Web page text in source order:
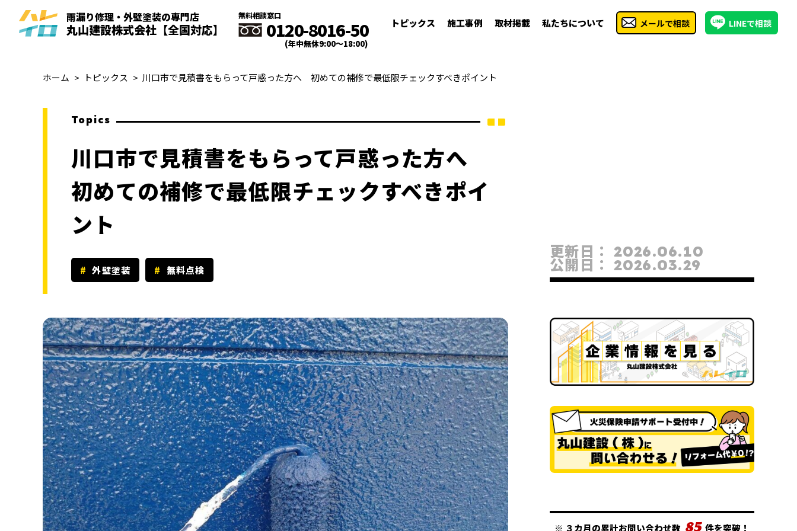
雨漏り修理・外壁塗装の専門店
丸山建設株式会社 【全国対応】
無料相談窓口
0120-8016-50
(年中無休9:00～18:00)
トピックス 施工事例 取材掲載 私たちについて メールで相談 LINEで相談
ホーム トピックス 川口市で見積書をもらって戸惑った方へ 初めての補修で最低限チェックすべきポイント
Topics
川口市で見積書をもらって戸惑った方へ
初めての補修で最低限チェックすべきポイ
ント
外壁塗装 無料点検
更新日：2026.06.10
公開日：2026.03.29
※ ３カ月の累計お問い合わせ数 85 件を突破！